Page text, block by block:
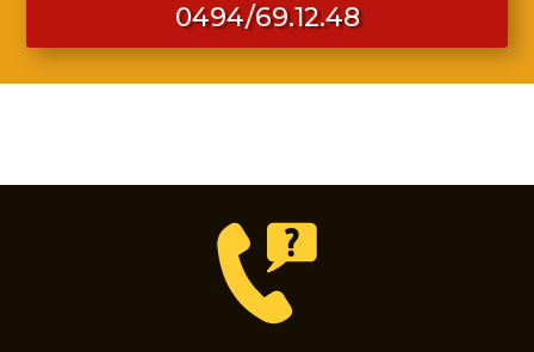
0494/69.12.48